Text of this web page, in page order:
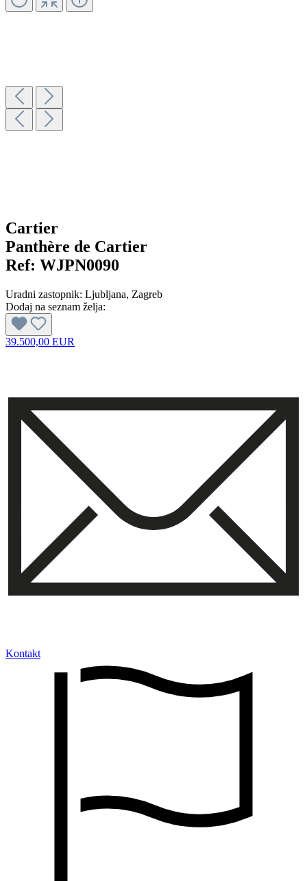
Cartier
Panthère de Cartier
Ref: WJPN0090
Uradni zastopnik: Ljubljana, Zagreb
Dodaj na seznam želja:
39.500,00 EUR
Kontakt